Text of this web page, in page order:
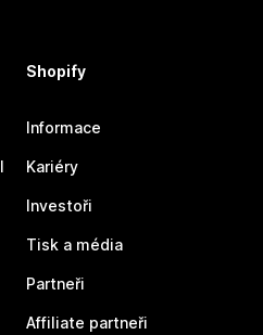
Shopify
Informace
Kariéry
Investoři
Tisk a média
Partneři
Affiliate partneři